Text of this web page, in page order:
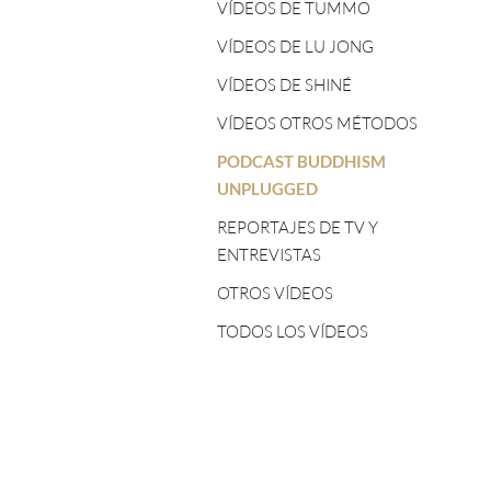
CINCO ELEMENTOS -
PROFESORES/AS
SHINÉ - PROFESORES/AS
TSA LUNG - PROFESORES/AS
VÍDEOS DE TUMMO
VÍDEOS DE LU JONG
VÍDEOS DE SHINÉ
VÍDEOS OTROS MÉTODOS
PODCAST BUDDHISM
UNPLUGGED
REPORTAJES DE TV Y
ENTREVISTAS
OTROS VÍDEOS
TODOS LOS VÍDEOS